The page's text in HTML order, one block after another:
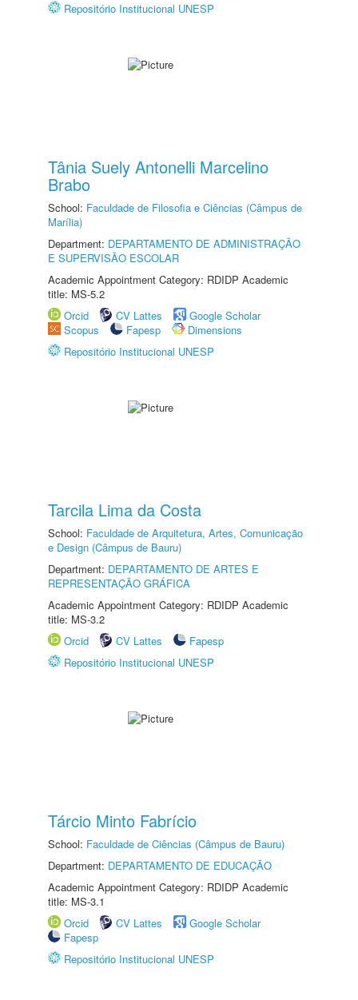
Repositório Institucional UNESP
Tânia Suely Antonelli Marcelino
Brabo
School: Faculdade de Filosofia e Ciências (Câmpus de
Marília)
Department: DEPARTAMENTO DE ADMINISTRAÇÃO
E SUPERVISÃO ESCOLAR
Academic Appointment Category: RDIDP Academic
title: MS-5.2
Orcid
CV Lattes
Google Scholar
Scopus
Fapesp
Dimensions
Repositório Institucional UNESP
Tarcila Lima da Costa
School: Faculdade de Arquitetura, Artes, Comunicação
e Design (Câmpus de Bauru)
Department: DEPARTAMENTO DE ARTES E
REPRESENTAÇÃO GRÁFICA
Academic Appointment Category: RDIDP Academic
title: MS-3.2
Orcid
CV Lattes
Fapesp
Repositório Institucional UNESP
Tárcio Minto Fabrício
School: Faculdade de Ciências (Câmpus de Bauru)
Department: DEPARTAMENTO DE EDUCAÇÃO
Academic Appointment Category: RDIDP Academic
title: MS-3.1
Orcid
CV Lattes
Google Scholar
Fapesp
Repositório Institucional UNESP